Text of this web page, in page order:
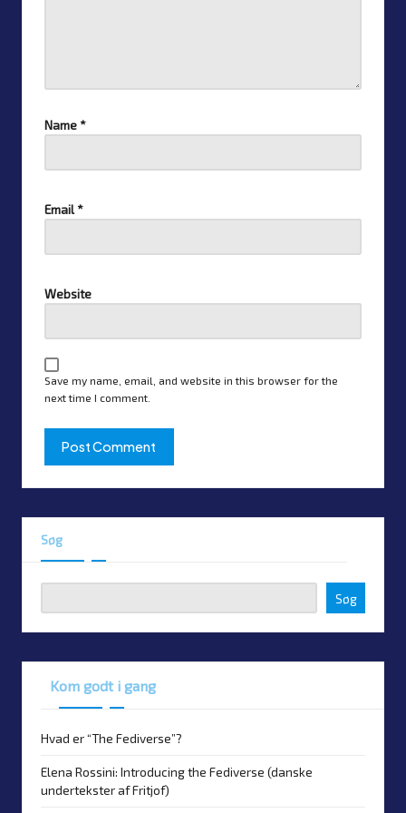
Name*
Email*
Website
Save my name, email, and website in this browser for the
next time I comment.
Søg
Søg
Kom godt i gang
Hvad er “The Fediverse”?
Elena Rossini: Introducing the Fediverse (danske
undertekster af Fritjof)